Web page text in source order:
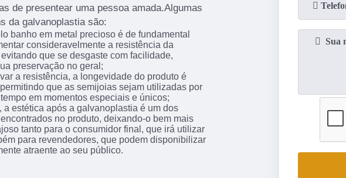
de presentear uma pessoa amada.Algumas
da galvanoplastia são:
banho em metal precioso é de fundamental
consideravelmente a resistência da
que se desgaste com facilidade,
preservação no geral;
a resistência, a longevidade do produto é
que as semijoias sejam utilizadas por
em momentos especiais e únicos;
a estética após a galvanoplastia é um dos
no produto, deixando-o bem mais
tanto para o consumidor final, que irá utilizar
para revendedores, que podem disponibilizar
atraente ao seu público.